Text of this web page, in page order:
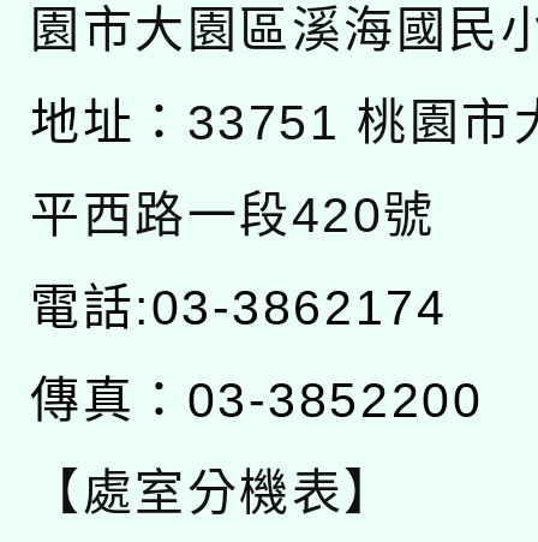
園市大園區溪海國民
地址： 33751 桃園市
平西路一段420號
電話:03-3862174
傳真：03-3852200
【處室分機表】